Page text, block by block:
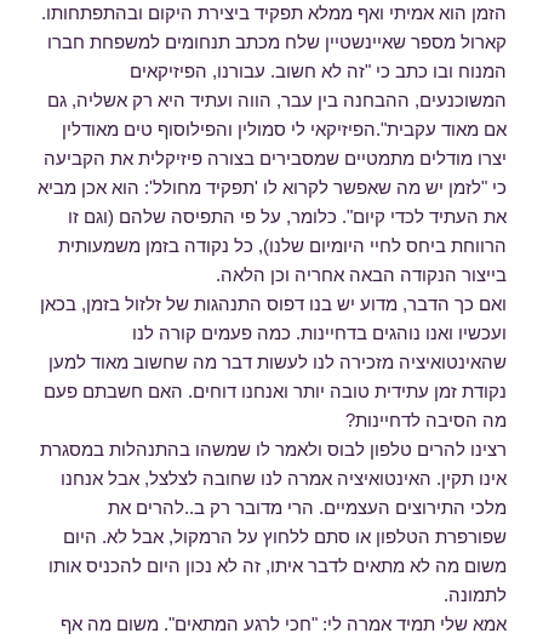
הזמן הוא אמיתי ואף ממלא תפקיד ביצירת היקום ובהתפתחותו.
קארול מספר שאיינשטיין שלח מכתב תנחומים למשפחת חברו
המנוח ובו כתב כי "זה לא חשוב. עבורנו, הפיזיקאים
המשוכנעים, ההבחנה בין עבר, הווה ועתיד היא רק אשליה, גם
אם מאוד עקבית".הפיזיקאי לי סמולין והפילוסוף טים מאודלין
יצרו מודלים מתמטיים שמסבירים בצורה פיזיקלית את הקביעה
כי "לזמן יש מה שאפשר לקרוא לו 'תפקיד מחולל': הוא אכן מביא
את העתיד לכדי קיום". כלומר, על פי התפיסה שלהם (וגם זו
הרווחת ביחס לחיי היומיום שלנו), כל נקודה בזמן משמעותית
בייצור הנקודה הבאה אחריה וכן הלאה.
ואם כך הדבר, מדוע יש בנו דפוס התנהגות של זלזול בזמן, בכאן
ועכשיו ואנו נוהגים בדחיינות. כמה פעמים קורה לנו
שהאינטואיציה מזכירה לנו לעשות דבר מה שחשוב מאוד למען
נקודת זמן עתידית טובה יותר ואנחנו דוחים. האם חשבתם פעם
מה הסיבה לדחיינות?
רצינו להרים טלפון לבוס ולאמר לו שמשהו בהתנהלות במסגרת
אינו תקין. האינטואיציה אמרה לנו שחובה לצלצל, אבל אנחנו
מלכי התירוצים העצמיים. הרי מדובר רק ב..להרים את
שפורפרת הטלפון או סתם ללחוץ על הרמקול, אבל לא. היום
משום מה לא מתאים לדבר איתו, זה לא נכון היום להכניס אותו
לתמונה.
אמא שלי תמיד אמרה לי: "חכי לרגע המתאים". משום מה אף